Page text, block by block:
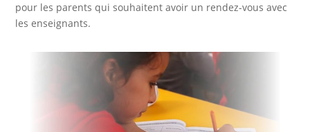
pour les parents qui souhaitent avoir un rendez-vous avec
les enseignants.